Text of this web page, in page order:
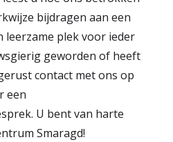
bijdragen aan een
leerzame plek voor ieder
geworden of heeft
contact met ons op
een
U bent van harte
Smaragd!